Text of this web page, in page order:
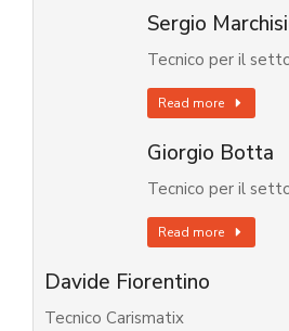
Sergio
Tecnico per il
Read more
Giorgio Botta
Tecnico per il
Read more
Davide Fiorentino
Tecnico Carismatix